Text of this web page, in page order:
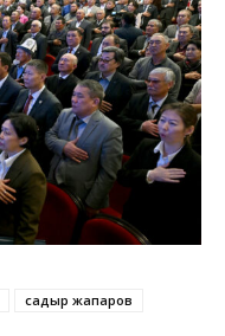
садыр жапаров